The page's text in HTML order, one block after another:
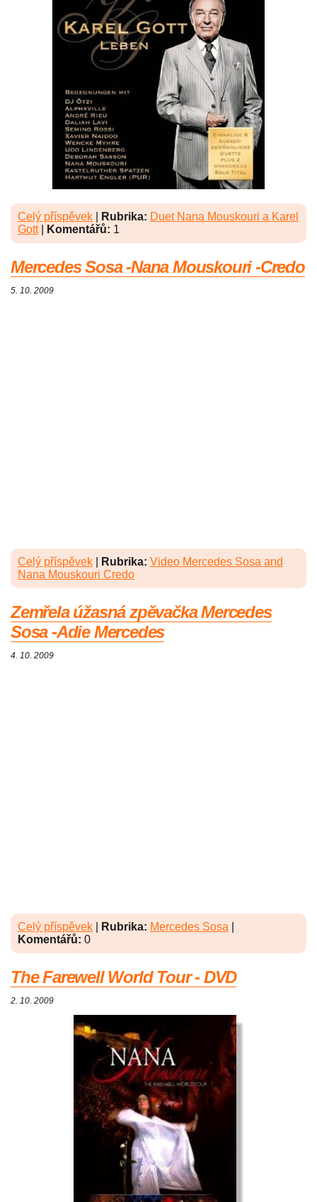
Celý příspěvek Rubrika: Duet Nana Mouskouri a Karel
Gott
Komentářů: 1
Mercedes Sosa -Nana Mouskouri -Credo
5. 10. 2009
Celý příspěvek Rubrika: Video Mercedes Sosa and
Nana Mouskouri Credo
Zemřela úžasná zpěvačka Mercedes
Sosa -Adie Mercedes
4. 10. 2009
Celý příspěvek Rubrika: Mercedes Sosa
Komentářů: 0
The Farewell World Tour - DVD
2. 10. 2009